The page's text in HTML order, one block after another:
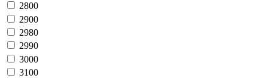
2800
2900
2980
2990
3000
3100